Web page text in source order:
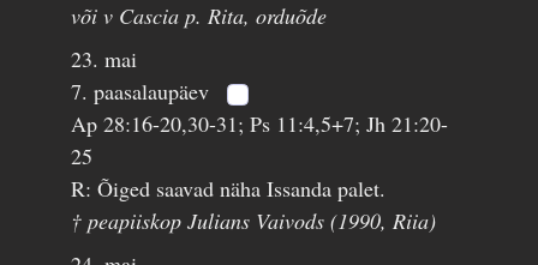
või v Cascia p. Rita, orduõde
23. mai
7. paasalaupäev
Ap 28:16-20,30-31; Ps 11:4,5+7; Jh 21:20-
25
R: Õiged saavad näha Issanda palet.
† peapiiskop Julians Vaivods (1990, Riia)